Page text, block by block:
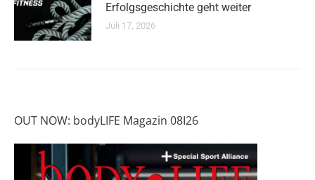
Erfolgsgeschichte geht weiter
Juli 17, 2026
OUT NOW: bodyLIFE Magazin 08I26